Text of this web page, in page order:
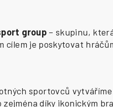
group– skupinu,
je poskytovat
sportovců
díky ikonickým